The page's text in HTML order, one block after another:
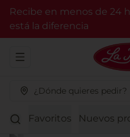
Recibe en menos de 24
está la diferencia
Abrir menu de navegación
¿Dónde quieres pedir?
Favoritos Nuevos